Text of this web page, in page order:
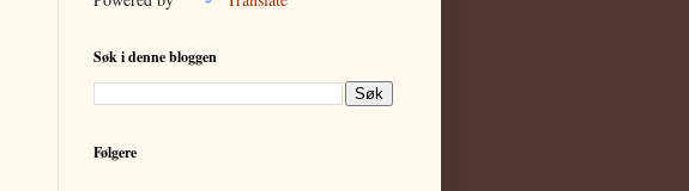
Søk i denne bloggen
Følgere